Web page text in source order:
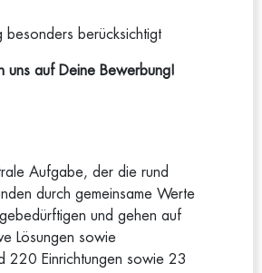
besonders berücksichtigt
uns auf Deine Bewerbung!
Aufgabe, der die rund
durch gemeinsame Werte
und gehen auf
Lösungen sowie
220 Einrichtungen sowie 23